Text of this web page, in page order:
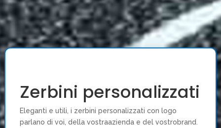
Zerbini personalizzati
Eleganti e utili, i zerbini personalizzati con logo
parlano di voi, della vostraazienda e del vostrobrand.